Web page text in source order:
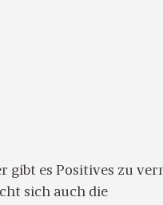
gibt es Positives zu
sich auch die